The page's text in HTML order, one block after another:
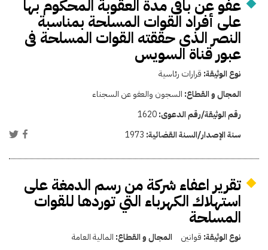
عفو عن باقى مدة العقوبة المحكوم بها
على أفراد القوات المسلحة بمناسبة
النصر الذى حققته القوات المسلحة فى
عبور قناة السويس
نوع الوثيقة: قرارات رئاسية
المجال و القطاع: السجون والعفو عن السجناء
رقم الوثيقة/رقم الدعوى:1620
سنة الإصدار/السنة القضائية: 1973
تقرير اعفاء شركة من رسم الدمغة على
استهلاك الكهرباء التي توردها للقوات
المسلحة
نوع الوثيقة: قوانين المجال و القطاع: المالية العامة